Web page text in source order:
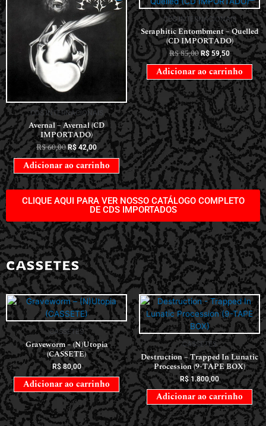
CDS INTERNACIONAIS
Avernal – Avernal (CD
IMPORTADO)
R$60,00 R$42,00
Adicionar ao carrinho
CDS INTERNACIONAIS
Seraphitic Entombment – Quelled
(CD IMPORTADO)
R$85,00 R$59,50
Adicionar ao carrinho
CLIQUE AQUI PARA VER NOSSO CATÁLOGO COMPLETO
DE CDS IMPORTADOS
CASSETES
CASSETES
Graveworm – (N)Utopia
(CASSETE)
R$80,00
Adicionar ao carrinho
CASSETES
Destruction – Trapped In Lunatic
Procession (9-TAPE BOX)
R$1.800,00
Adicionar ao carrinho